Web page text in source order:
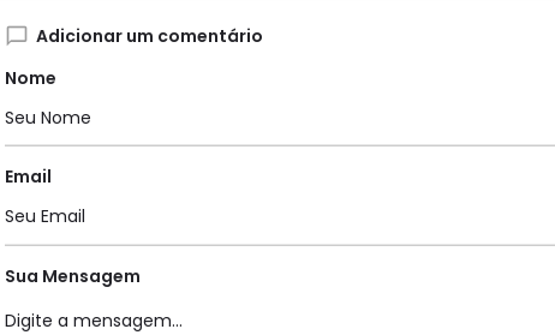
Adicionar um comentário
Nome
Email
Sua Mensagem